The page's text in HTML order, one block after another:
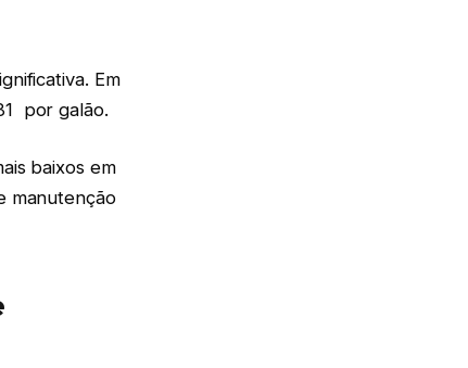
Em
por galão.
baixos em
manutenção